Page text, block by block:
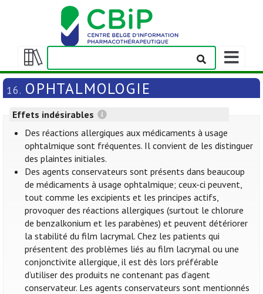
Afficher/masquer
la
table
matières
Afficher/
la
barre
navigation
16. OPHTALMOLOGIE
Effets indésirables
Des réactions allergiques aux médicaments à usage
ophtalmique sont fréquentes. Il convient de les distinguer
des plaintes initiales.
Des agents conservateurs sont présents dans beaucoup
de médicaments à usage ophtalmique; ceux-ci peuvent,
tout comme les excipients et les principes actifs,
provoquer des réactions allergiques (surtout le chlorure
de benzalkonium et les parabènes) et peuvent détériorer
la stabilité du film lacrymal. Chez les patients qui
présentent des problèmes liés au film lacrymal ou une
conjonctivite allergique, il est dès lors préférable
d’utiliser des produits ne contenant pas d’agent
conservateur. Les agents conservateurs sont mentionnés